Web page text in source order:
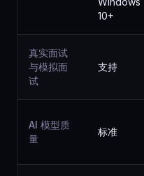
10+
真实面试
与模拟面
试
支持
AI 模型质
量
标准